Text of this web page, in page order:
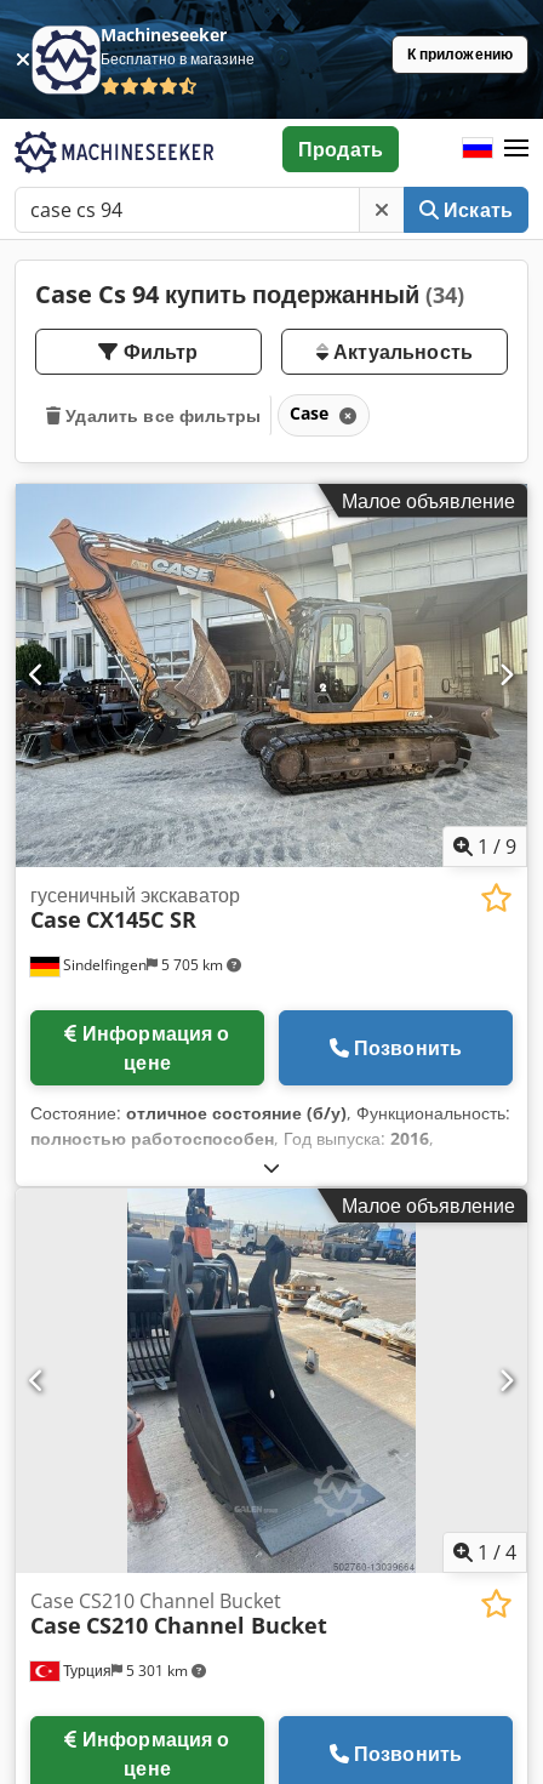
Machineseeker
Бесплатно в магазине К приложению
Искать
Продать
Case Cs 94 купить подержанный (34)
Фильтр Актуальность
Удалить все фильтры Case
Малое объявление
1 /9
Sindelfingen 5 705 km
гусеничный экскаватор
Case CX145C SR
цене
Позвонить
Состояние: отличное состояние (б/у), Функциональность:
полностью работоспособен, Год выпуска: 2016,
, * 11 500 моточасов * Рабочий вес 15
700 кг * Мощность двигателя 77 кВт * Roadliner (резиновые
гусеницы) Csdey Rm H Espfx Al Ssha * Гидравлический
быстросъем * Кондиционер
Малое объявление
1 /4
Турция 5 301 km
Case CS210 Channel Bucket
Case CS210 Channel Bucket
цене
Позвонить